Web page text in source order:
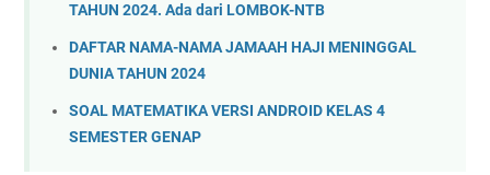
TAHUN 2024. Ada dari LOMBOK-NTB
DAFTAR NAMA-NAMA JAMAAH HAJI MENINGGAL
DUNIA TAHUN 2024
SOAL MATEMATIKA VERSI ANDROID KELAS 4
SEMESTER GENAP